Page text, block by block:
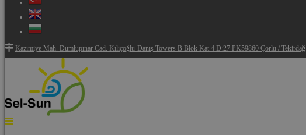
Kazımiye Mah. Dumlupınar Cad. Kılıçoğlu-Danış Towers B Blok Kat 4 D:27 PK59860 Çorlu / Tekirdağ